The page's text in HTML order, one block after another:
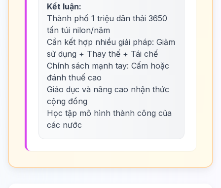
Kết luận:
Thành phố 1 triệu dân thải 3650
tấn túi nilon/năm
Cần kết hợp nhiều giải pháp: Giảm
sử dụng + Thay thế + Tái chế
Chính sách mạnh tay: Cấm hoặc
đánh thuế cao
Giáo dục và nâng cao nhận thức
cộng đồng
Học tập mô hình thành công của
các nước